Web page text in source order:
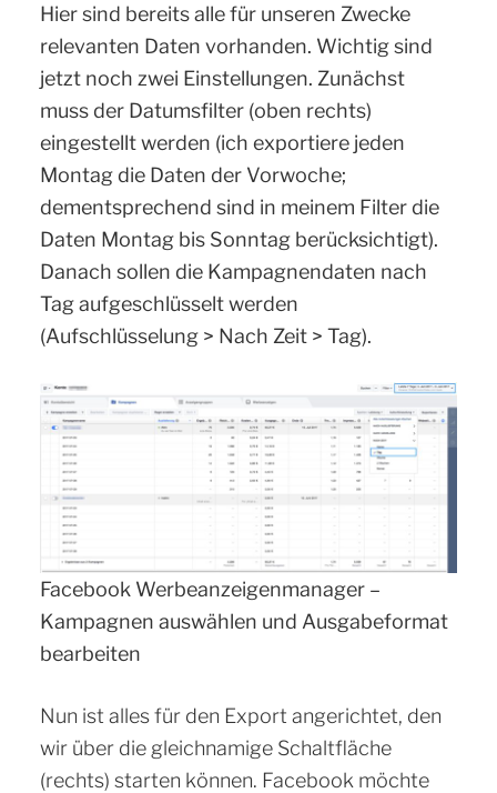
Hier sind bereits alle für unseren Zwecke
relevanten Daten vorhanden. Wichtig sind
jetzt noch zwei Einstellungen. Zunächst
muss der Datumsfilter (oben rechts)
eingestellt werden (ich exportiere jeden
Montag die Daten der Vorwoche;
dementsprechend sind in meinem Filter die
Daten Montag bis Sonntag berücksichtigt).
Danach sollen die Kampagnendaten nach
Tag aufgeschlüsselt werden
(Aufschlüsselung > Nach Zeit > Tag).
Facebook Werbeanzeigenmanager –
Kampagnen auswählen und Ausgabeformat
bearbeiten
Nun ist alles für den Export angerichtet, den
wir über die gleichnamige Schaltfläche
(rechts) starten können. Facebook möchte